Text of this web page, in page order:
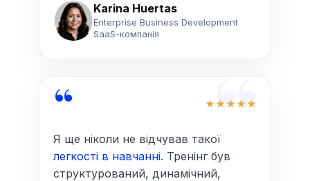
Karina Huertas
Enterprise Business Development
SaaS-компанія
“
“
Я ще ніколи не відчував такої
легкості в навчанні. Тренінг був
структурований, динамічний,